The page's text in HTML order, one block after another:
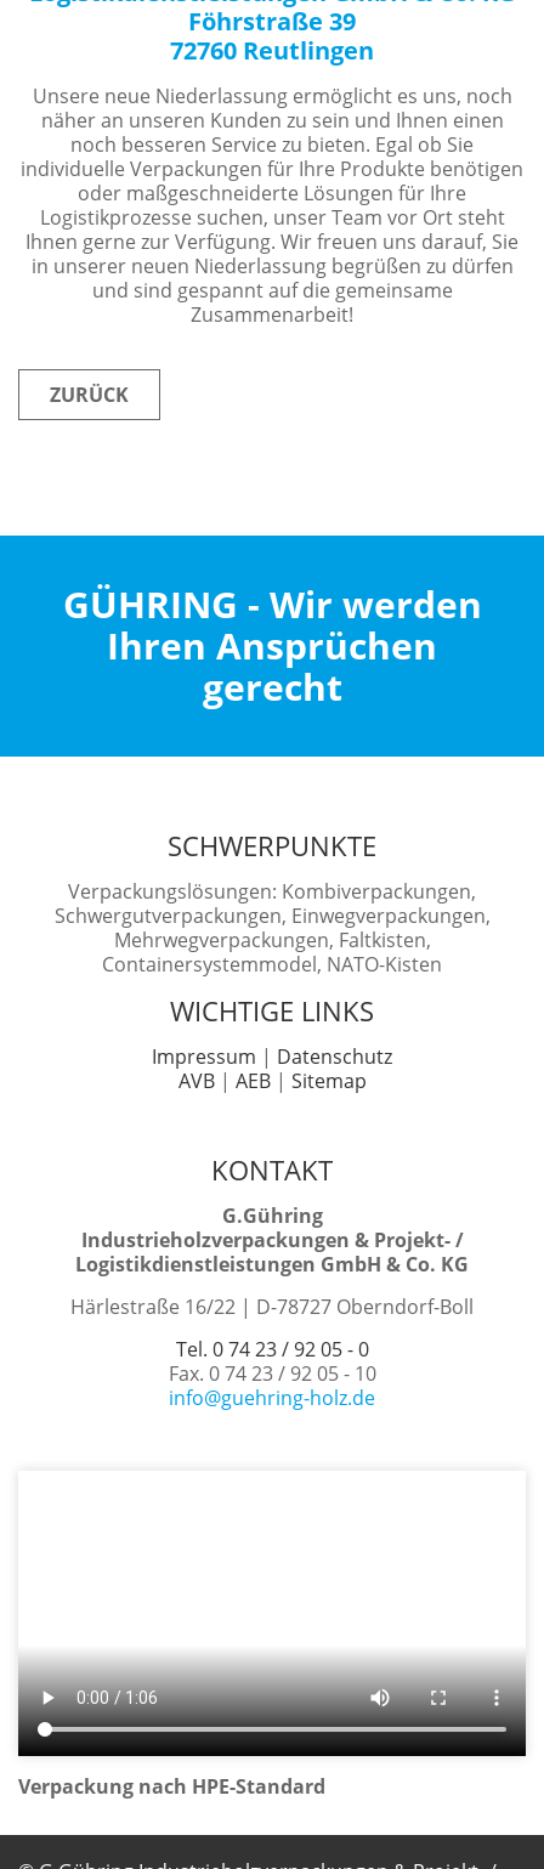
Föhrstraße 39
72760 Reutlingen
Unsere neue Niederlassung ermöglicht es uns, noch
näher an unseren Kunden zu sein und Ihnen einen
noch besseren Service zu bieten. Egal ob Sie
individuelle Verpackungen für Ihre Produkte benötigen
oder maßgeschneiderte Lösungen für Ihre
Logistikprozesse suchen, unser Team vor Ort steht
Ihnen gerne zur Verfügung. Wir freuen uns darauf, Sie
in unserer neuen Niederlassung begrüßen zu dürfen
und sind gespannt auf die gemeinsame
Zusammenarbeit!
ZURÜCK
GÜHRING - Wir werden
Ihren Ansprüchen
gerecht
SCHWERPUNKTE
Verpackungslösungen: Kombiverpackungen,
Schwergutverpackungen, Einwegverpackungen,
Mehrwegverpackungen, Faltkisten,
Containersystemmodel, NATO-Kisten
WICHTIGE LINKS
Impressum | Datenschutz
AVB| AEB| Sitemap
KONTAKT
G.Gühring
Industrieholzverpackungen & Projekt- /
Logistikdienstleistungen GmbH & Co. KG
Härlestraße 16/22 | D-78727 Oberndorf-Boll
Tel. 0 74 23 / 92 05 - 0
Fax. 0 74 23 / 92 05 - 10
info@guehring-holz.de
Verpackung nach HPE-Standard